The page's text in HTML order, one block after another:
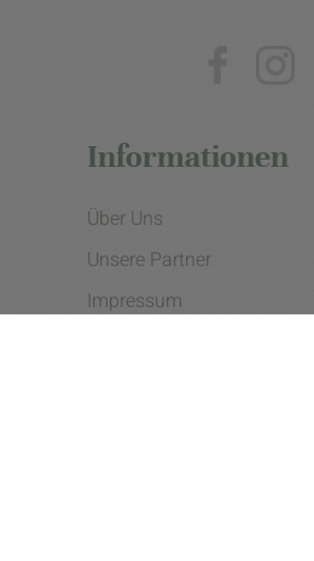
Informationen
Über Uns
Unsere Partner
Impressum